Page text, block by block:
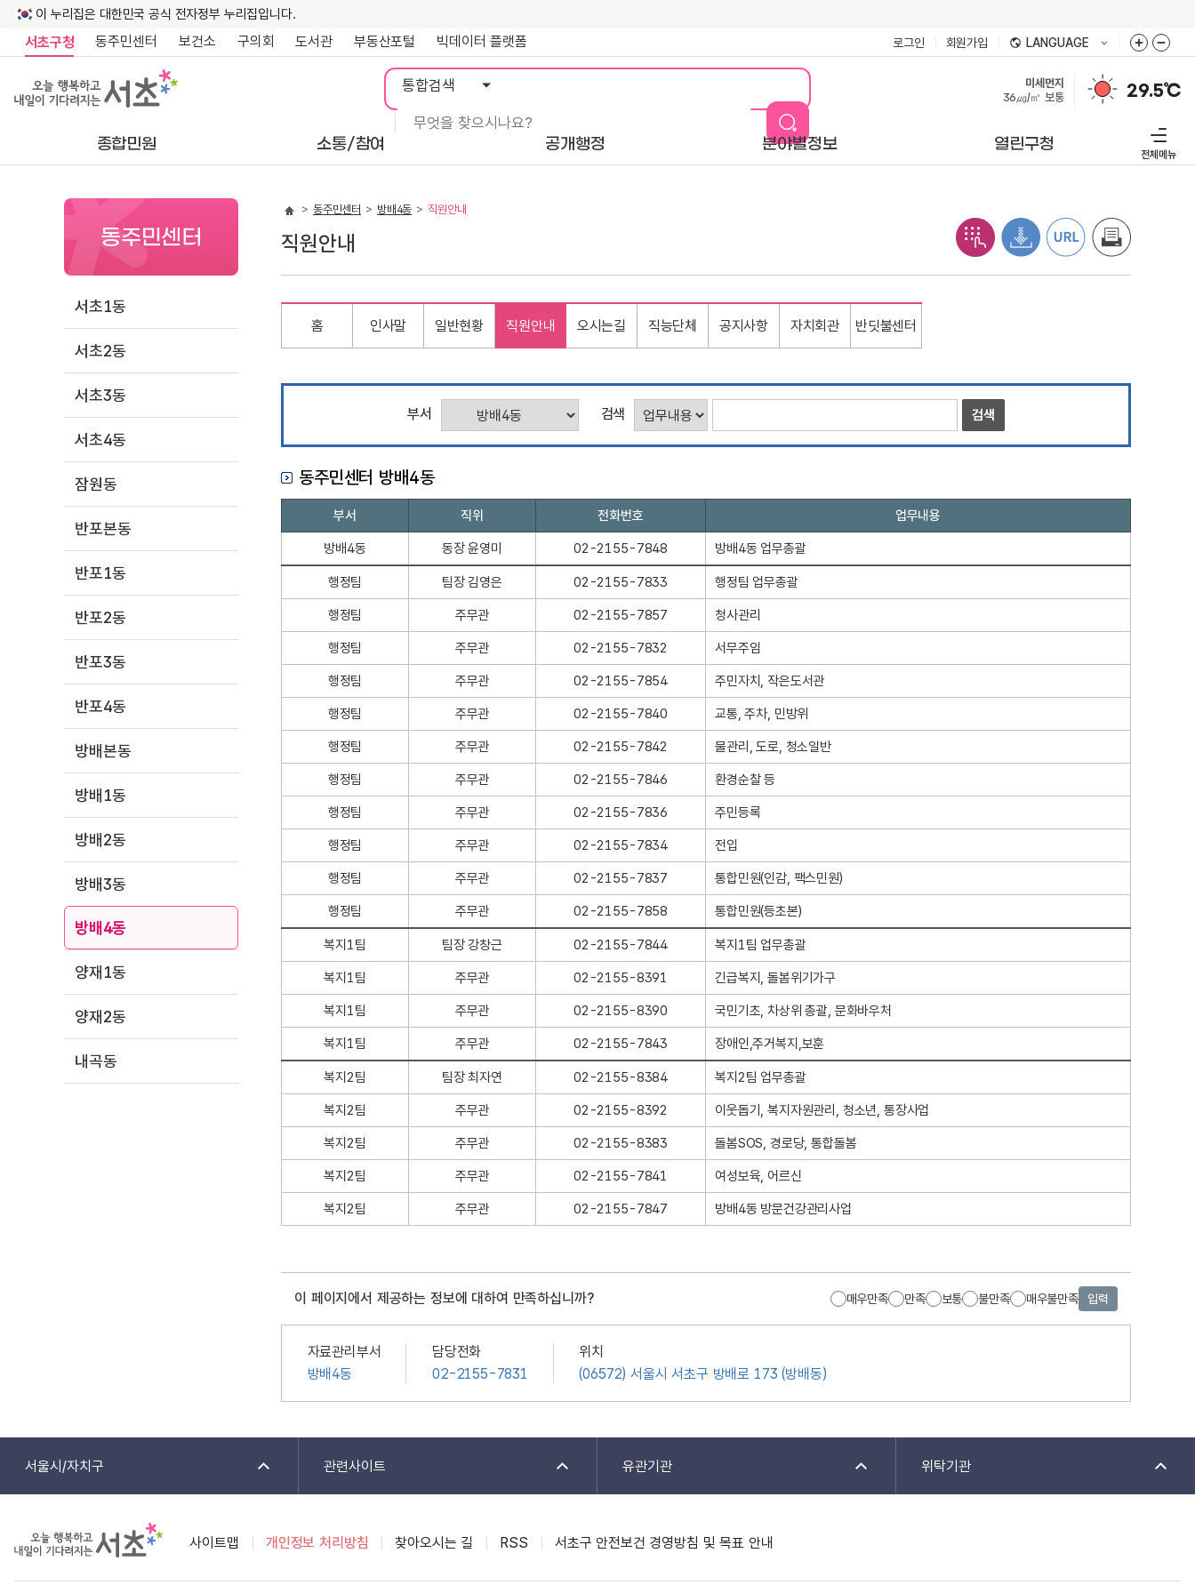
이 누리집은 대한민국 공식 전자정부 누리집입니다.
서초구청 동주민센터 보건소 구의회 도서관 부동산포털 빅데이터 플랫폼 로그인 회원가입 LANGUAGE
통
합
검
색
미세먼지
36㎍/㎥ 보통 29.5℃
종합민원 소통/참여 공개행정 분야별정보 열린구청
전체메뉴
동주민센터
서초1동
서초2동
서초3동
서초4동
잠원동
반포본동
반포1동
반포2동
반포3동
반포4동
방배본동
방배1동
방배2동
방배3동
방배4동
양재1동
양재2동
내곡동
동주민센터 방배4동 직원안내
직원안내
홈 인사말 일반현황 직원안내 오시는길 직능단체 공지사항 자치회관 반딧불센터
원
부서 검색
동주민센터 방배4동
주
센
동
부서 직위 전화번호 업무내용
방배4동 동장 윤영미 02-2155-7848 방배4동 업무총괄
행정팀 팀장 김영은 02-2155-7833 행정팀 업무총괄
행정팀 주무관 02-2155-7857 청사관리
행정팀 주무관 02-2155-7832 서무주임
행정팀 주무관 02-2155-7854 주민자치, 작은도서관
행정팀 주무관 02-2155-7840 교통, 주차, 민방위
행정팀 주무관 02-2155-7842 물관리, 도로, 청소일반
행정팀 주무관 02-2155-7846 환경순찰 등
행정팀 주무관 02-2155-7836 주민등록
행정팀 주무관 02-2155-7834 전입
행정팀 주무관 02-2155-7837 통합민원(인감, 팩스민원)
행정팀 주무관 02-2155-7858 통합민원(등초본)
복지1팀 팀장 강창근 02-2155-7844 복지1팀 업무총괄
복지1팀 주무관 02-2155-8391 긴급복지, 돌봄위기가구
복지1팀 주무관 02-2155-8390 국민기초, 차상위 총괄, 문화바우처
복지1팀 주무관 02-2155-7843 장애인,주거복지,보훈
복지2팀 팀장 최자연 02-2155-8384 복지2팀 업무총괄
복지2팀 주무관 02-2155-8392 이웃돕기, 복지자원관리, 청소년, 통장사업
복지2팀 주무관 02-2155-8383 돌봄SOS, 경로당, 통합돌봄
복지2팀 주무관 02-2155-7841 여성보육, 어르신
복지2팀 주무관 02-2155-7847 방배4동 방문건강관리사업
이 페이지에서 제공하는 정보에 대하여 만족하십니까? 매우만족 만족 보통 불만족 매우불만족 입력
자료관리부서
방배4동
담당전화
02-2155-7831
위치
(06572) 서울시 서초구 방배로 173 (방배동)
서울시/자치구 관련사이트 유관기관 위탁기관
사이트맵 개인정보 처리방침 찾아오시는 길 RSS 서초구 안전보건 경영방침 및 목표 안내